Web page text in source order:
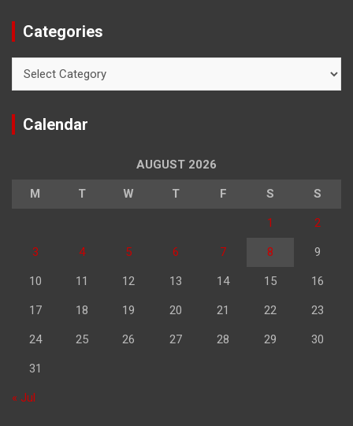
Categories
Calendar
AUGUST 2026
M T W T F S S
1 2
3 4 5 6 7 8 9
10 11 12 13 14 15 16
17 18 19 20 21 22 23
24 25 26 27 28 29 30
31
« Jul